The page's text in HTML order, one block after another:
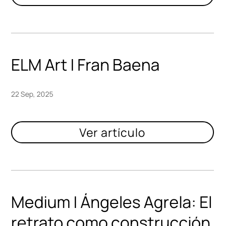
ELM Art | Fran Baena
22 Sep, 2025
Medium | Ángeles Agrela: El